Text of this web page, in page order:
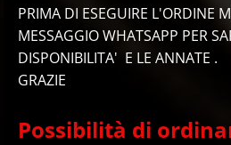
PRIMA DI ESEGUIRE L'ORDINE
MESSAGGIO WHATSAPP PER
DISPONIBILITA' E LE ANNATE .
GRAZIE
Possibilità di